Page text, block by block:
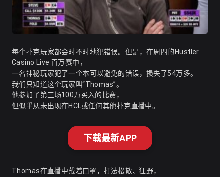
每个扑克玩家都会时不时地犯错误。但是，在周四的Hustler
Casino Live 百万赛中，
一名神秘玩家犯了一个本可以避免的错误，损失了54万多。
我们只知道这个玩家叫“Thomas”。
他参加了第三场100万买入的比赛，
但似乎从未出现在HCL或任何其他扑克直播中。
下载最新APP
Thomas在直播中戴着口罩，打法松散、狂野，